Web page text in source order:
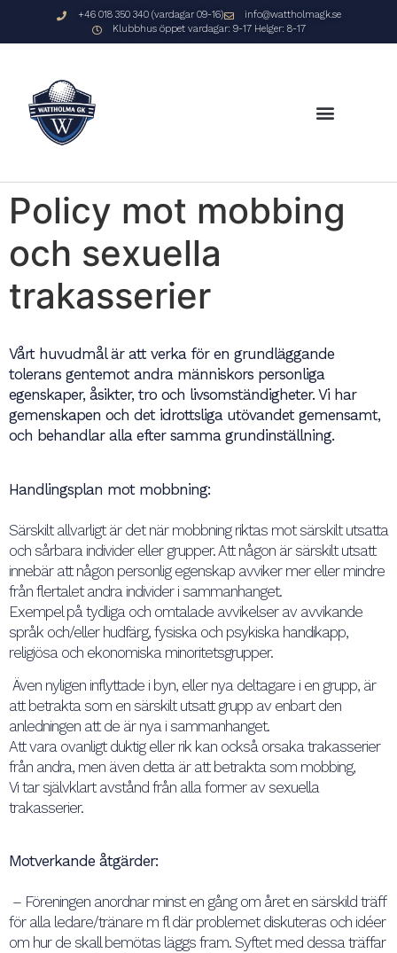
+46 018 350 340 (vardagar 09-16)
info@wattholmagk.se
Klubbhus öppet vardagar: 9-17 Helger: 8-17
Policy mot mobbing
och sexuella
trakasserier
Vårt huvudmål är att verka för en grundläggande
tolerans gentemot andra människors personliga
egenskaper, åsikter, tro och livsomständigheter. Vi har
gemenskapen och det idrottsliga utövandet gemensamt,
och behandlar alla efter samma grundinställning.
Handlingsplan mot mobbning:
Särskilt allvarligt är det när mobbning riktas mot särskilt utsatta
och sårbara individer eller grupper. Att någon är särskilt utsatt
innebär att någon personlig egenskap avviker mer eller mindre
från flertalet andra individer i sammanhanget.
Exempel på tydliga och omtalade avvikelser av avvikande
språk och/eller hudfärg, fysiska och psykiska handikapp,
religiösa och ekonomiska minoritetsgrupper.
Även nyligen inflyttade i byn, eller nya deltagare i en grupp, är
att betrakta som en särskilt utsatt grupp av enbart den
anledningen att de är nya i sammanhanget.
Att vara ovanligt duktig eller rik kan också orsaka trakasserier
från andra, men även detta är att betrakta som mobbing,
Vi tar självklart avstånd från alla former av sexuella
trakasserier.
Motverkande åtgärder:
– Föreningen anordnar minst en gång om året en särskild träff
för alla ledare/tränare m fl där problemet diskuteras och idéer
om hur de skall bemötas läggs fram. Syftet med dessa träffar